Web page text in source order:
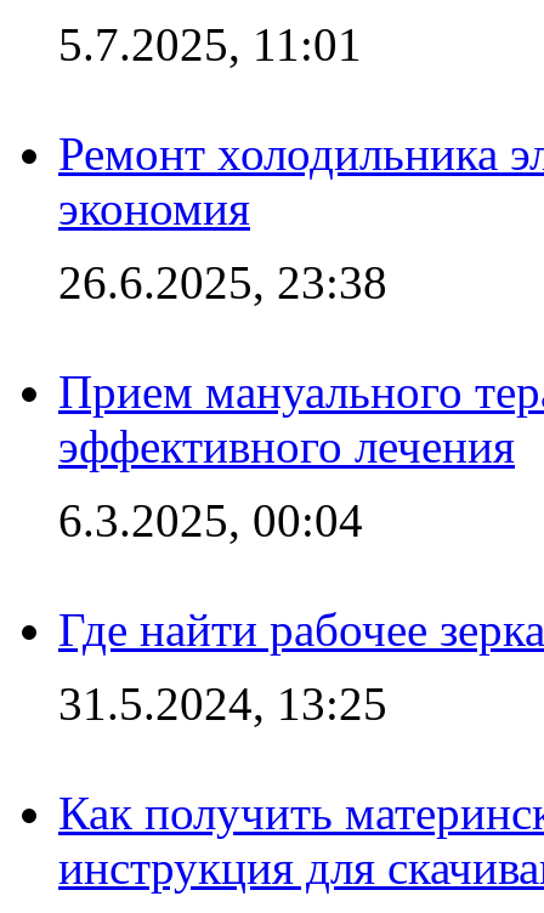
5.7.2025, 11:01
Ремонт холодильника
экономия
26.6.2025, 23:38
Прием мануального
эффективного лечения
6.3.2025, 00:04
Где найти рабочее
31.5.2024, 13:25
Как получить
инструкция для